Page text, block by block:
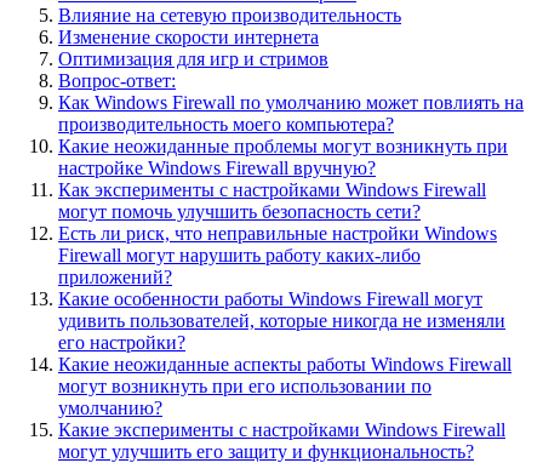
Влияние на сетевую производительность
Изменение скорости интернета
Оптимизация для игр и стримов
Вопрос-ответ:
Как Windows Firewall по умолчанию может повлиять на
производительность моего компьютера?
Какие неожиданные проблемы могут возникнуть при
настройке Windows Firewall вручную?
Как эксперименты с настройками Windows Firewall
могут помочь улучшить безопасность сети?
Есть ли риск, что неправильные настройки Windows
Firewall могут нарушить работу каких-либо
приложений?
Какие особенности работы Windows Firewall могут
удивить пользователей, которые никогда не изменяли
его настройки?
Какие неожиданные аспекты работы Windows Firewall
могут возникнуть при его использовании по
умолчанию?
Какие эксперименты с настройками Windows Firewall
могут улучшить его защиту и функциональность?